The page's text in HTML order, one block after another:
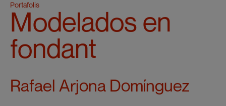
Portafolis
Modelados en
fondant
Rafael Arjona Domínguez